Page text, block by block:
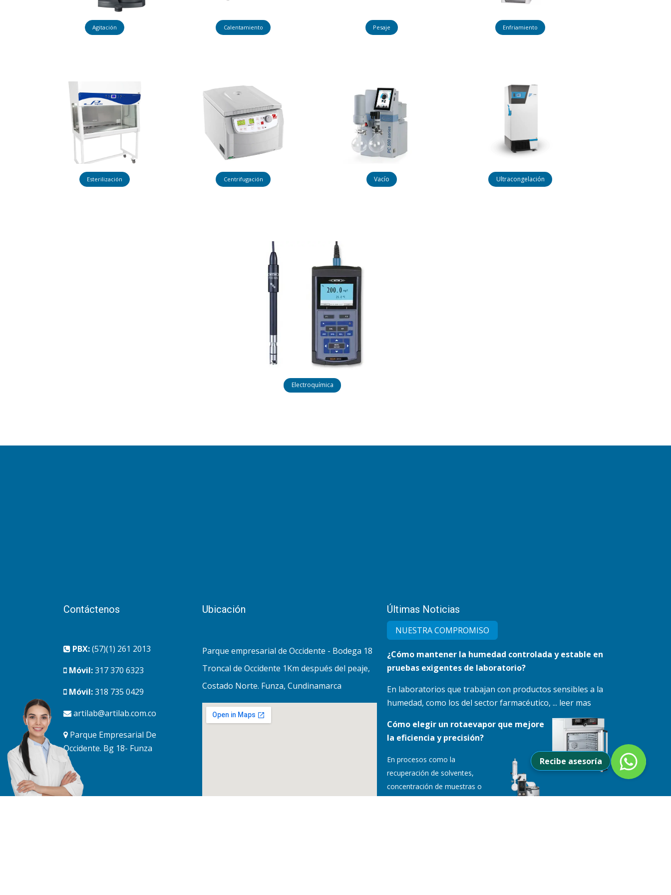
Calentamiento
Agitación Pesaje Enfriamiento
Centrifugación
Esterilización Vacío Ultracongelación
Electroquímica
Contáctenos
PBX:(57)(1) 261 2013
Móvil:317 370 6323
Móvil:318 735 0429
artilab@artilab.com.co
Parque Empresarial De
Occidente. Bg 18- Funza
Últimas Noticias
NUESTRA COMPRO​MISO
¿Cómo mantener la humedad controlada y estable en
pruebas exigentes de laboratorio?
En laboratorios que trabajan con productos sensibles a la
humedad, como los del sector farmacéutico, ... leer mas
Cómo elegir un rotaevapor que mejore
la eficiencia y precisión?
En procesos como la
recuperación de solventes,
concentración de muestras o
Ubicación
Parque empresarial de Occidente - Bodega 18
Troncal de Occidente 1Km después del peaje,
Costado Norte. Funza, Cundinamarca
Recibe asesoría